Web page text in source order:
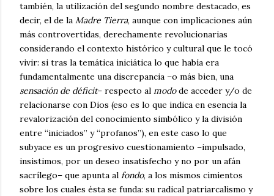
también, la utilización del segundo nombre destacado, es
decir, el de la Madre Tierra, aunque con implicaciones aún
más controvertidas, derechamente revolucionarias
considerando el contexto histórico y cultural que le tocó
vivir: si tras la temática iniciática lo que había era
fundamentalmente una discrepancia –o más bien, una
sensación de déficit– respecto al modode acceder y/o de
relacionarse con Dios (eso es lo que indica en esencia la
revalorización del conocimiento simbólico y la división
entre “iniciados” y “profanos”), en este caso lo que
subyace es un progresivo cuestionamiento –impulsado,
insistimos, por un deseo insatisfecho y no por un afán
sacrílego– que apunta al fondo, a los mismos cimientos
sobre los cuales ésta se funda: su radical patriarcalismo y